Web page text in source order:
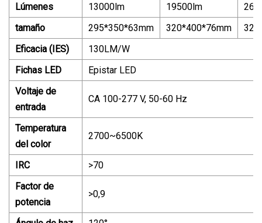
Lúmenes
13000lm 19500lm
tamaño
295*350*63mm 320*400*76mm
Eficacia (IES)
130LM/W
Fichas LED
Epistar LED
Voltaje de
entrada
CA 100-277 V, 50-60 Hz
Temperatura
del color
2700~6500K
IRC
>70
Factor de
potencia
>0,9